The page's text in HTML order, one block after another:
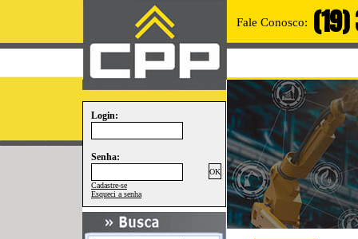
Fale Conosco:
Login:
Senha:
Cadastre-se
Esqueci a senha